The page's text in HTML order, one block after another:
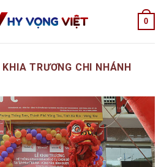
0
KHIA TRƯƠNG CHI NHÁNH